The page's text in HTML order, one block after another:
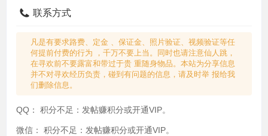
联系方式
凡是有要求路费、定金 、保证金、照片验证、视频验证等任
何提前付费的行为 ，千万不要上当。同时也请注意仙人跳，
在寻欢前不要露富和带过于贵 重随身物品。本站为分享信息
并不对寻欢经历负责，碰到有问题的信息，请及时举 报给我
们删除信息。
QQ： 积分不足：发帖赚积分或开通VIP。
微信： 积分不足：发帖赚积分或开通VIP。